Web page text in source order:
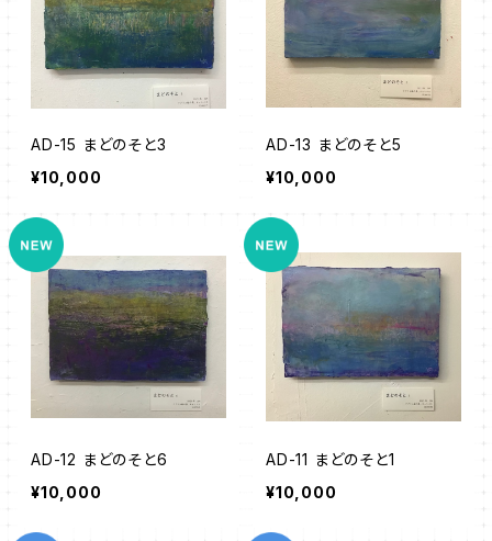
AD-15 まどのそと3
¥10,000
AD-13 まどのそと5
¥10,000
AD-12 まどのそと6
¥10,000
AD-11 まどのそと1
¥10,000